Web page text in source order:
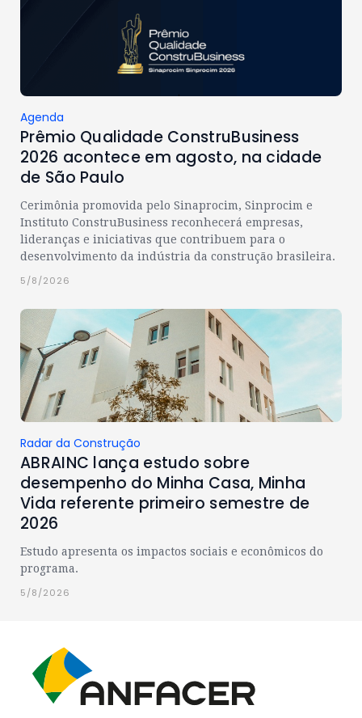
Agenda
Prêmio Qualidade ConstruBusiness
2026 acontece em agosto, na cidade
de São Paulo
Cerimônia promovida pelo Sinaprocim, Sinprocim e
Instituto ConstruBusiness reconhecerá empresas,
lideranças e iniciativas que contribuem para o
desenvolvimento da indústria da construção brasileira.
5/8/2026
Radar da Construção
ABRAINC lança estudo sobre
desempenho do Minha Casa, Minha
Vida referente primeiro semestre de
2026
Estudo apresenta os impactos sociais e econômicos do
programa.
5/8/2026